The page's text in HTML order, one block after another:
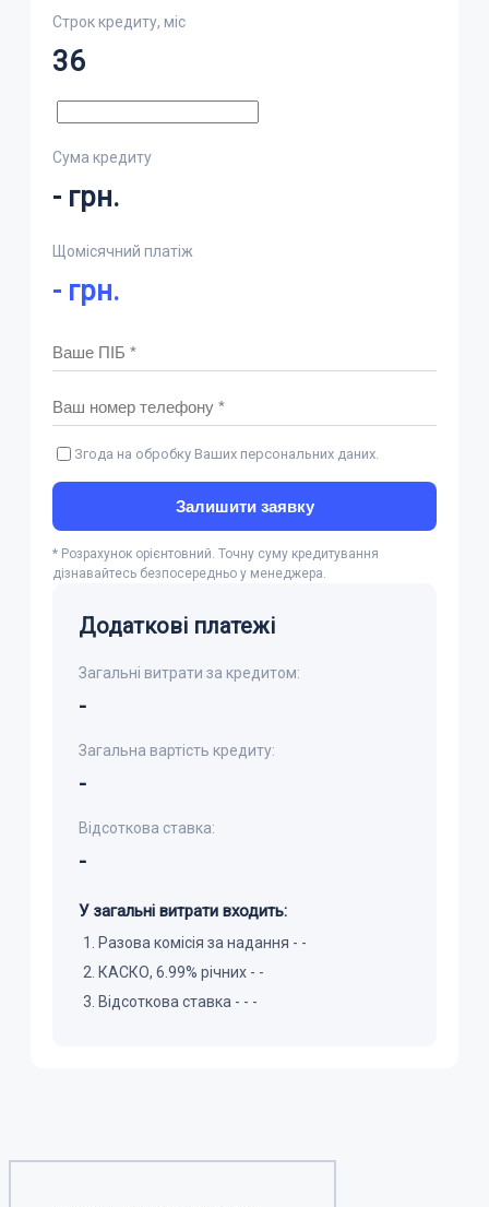
Строк кредиту, міс
36
Сума кредиту
- грн.
Щомісячний платіж
- грн.
Згода на обробку Ваших персональних даних.
Залишити заявку
* Розрахунок орієнтовний. Точну суму кредитування
дізнавайтесь безпосередньо у менеджера.
Додаткові платежі
Загальні витрати за кредитом:
-
Загальна вартість кредиту:
-
Відсоткова ставка:
-
У загальні витрати входить:
Разова комісія за надання - -
КАСКО, 6.99% річних - -
Відсоткова ставка - - -